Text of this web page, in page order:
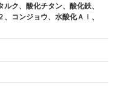
ク、酸化チタン、酸化鉄、
コンジョウ、水酸化Ａｌ、